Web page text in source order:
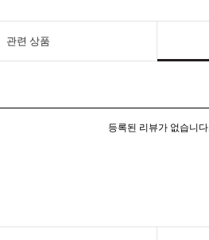
관련 상품
등록된 리뷰가 없습니